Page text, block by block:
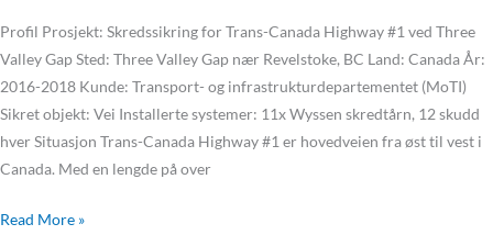
Profil Prosjekt: Skredssikring for Trans-Canada Highway #1 ved Three
Valley Gap Sted: Three Valley Gap nær Revelstoke, BC Land: Canada År:
2016-2018 Kunde: Transport- og infrastrukturdepartementet (MoTI)
Sikret objekt: Vei Installerte systemer: 11x Wyssen skredtårn, 12 skudd
hver Situasjon Trans-Canada Highway #1 er hovedveien fra øst til vest i
Canada. Med en lengde på over
Read More »